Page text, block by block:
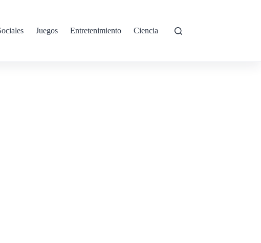
Juegos Entretenimiento Ciencia